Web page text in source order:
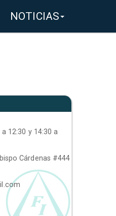
NOTICIAS
a 12:30 y 14:30 a
Cárdenas #444